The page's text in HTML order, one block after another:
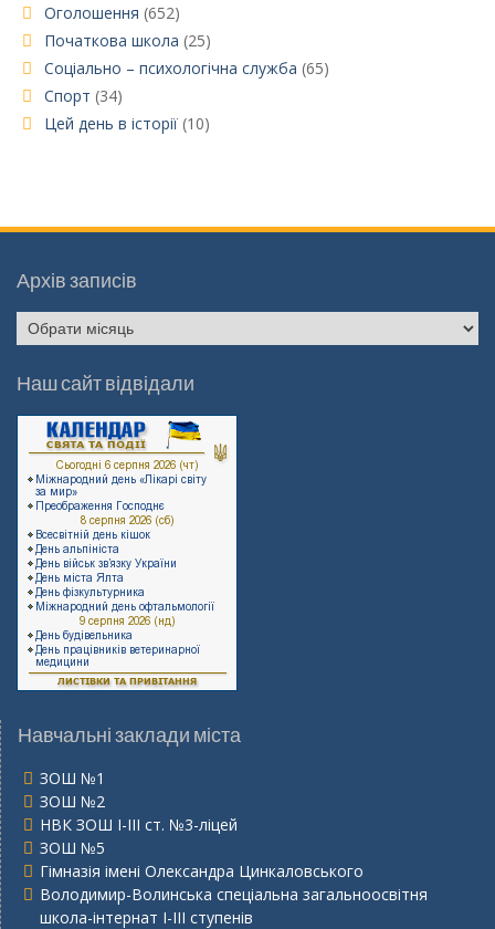
Оголошення (652)
Початкова школа (25)
Соціально – психологічна служба (65)
Спорт (34)
Цей день в історії (10)
Архів записів
Архів
записів
Наш сайт відвідали
Навчальні заклади міста
ЗОШ №1
ЗОШ №2
НВК ЗОШ І-ІІІ ст. №3-ліцей
ЗОШ №5
Гімназія імені Олександра Цинкаловського
Володимир-Волинська спеціальна загальноосвітня
школа-інтернат І-ІІІ ступенів